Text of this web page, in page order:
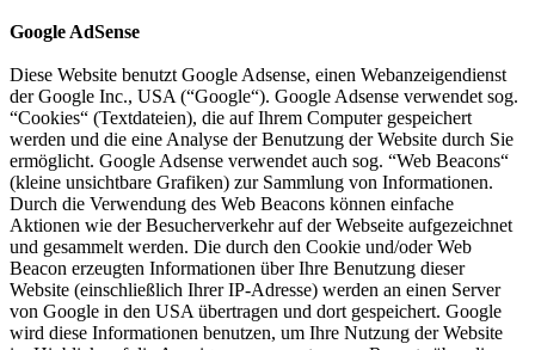
Google AdSense
Diese Website benutzt Google Adsense, einen Webanzeigendienst
der Google Inc., USA (“Google“). Google Adsense verwendet sog.
“Cookies“ (Textdateien), die auf Ihrem Computer gespeichert
werden und die eine Analyse der Benutzung der Website durch Sie
ermöglicht. Google Adsense verwendet auch sog. “Web Beacons“
(kleine unsichtbare Grafiken) zur Sammlung von Informationen.
Durch die Verwendung des Web Beacons können einfache
Aktionen wie der Besucherverkehr auf der Webseite aufgezeichnet
und gesammelt werden. Die durch den Cookie und/oder Web
Beacon erzeugten Informationen über Ihre Benutzung dieser
Website (einschließlich Ihrer IP-Adresse) werden an einen Server
von Google in den USA übertragen und dort gespeichert. Google
wird diese Informationen benutzen, um Ihre Nutzung der Website